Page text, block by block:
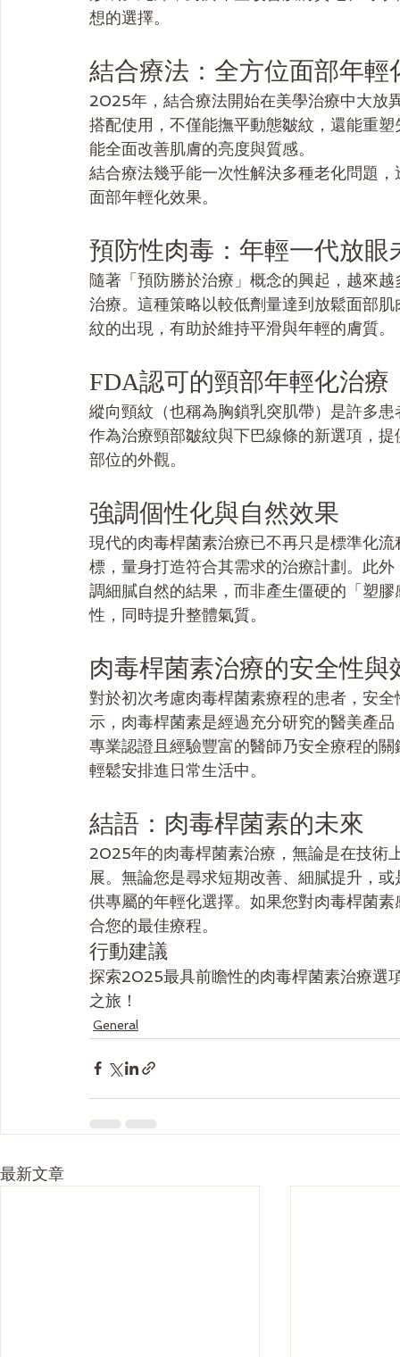
想的選擇。
結合療法：全方位面部年輕
2025年，結合療法開始在美學治療中大放
搭配使用，不僅能撫平動態皺紋，還能重
能全面改善肌膚的亮度與質感。
結合療法幾乎能一次性解決多種老化問題
面部年輕化效果。
預防性肉毒：年輕一代放眼
隨著「預防勝於治療」概念的興起，越來
治療。這種策略以較低劑量達到放鬆面部
紋的出現，有助於維持平滑與年輕的膚質。
FDA認可的頸部年輕化治療
縱向頸紋（也稱為胸鎖乳突肌帶）是許多
作為治療頸部皺紋與下巴線條的新選項，
部位的外觀。
強調個性化與自然效果
現代的肉毒桿菌素治療已不再只是標準化
標，量身打造符合其需求的治療計劃。此
調細膩自然的結果，而非產生僵硬的「塑
性，同時提升整體氣質。
肉毒桿菌素治療的安全性與
對於初次考慮肉毒桿菌素療程的患者，安
示，肉毒桿菌素是經過充分研究的醫美產
專業認證且經驗豐富的醫師乃安全療程的
輕鬆安排進日常生活中。
結語：肉毒桿菌素的未來
2025年的肉毒桿菌素治療，無論是在技術
展。無論您是尋求短期改善、細膩提升，
供專屬的年輕化選擇。如果您對肉毒桿菌
合您的最佳療程。
行動建議
探索2025最具前瞻性的肉毒桿菌素治療選
之旅！
General
最新文章